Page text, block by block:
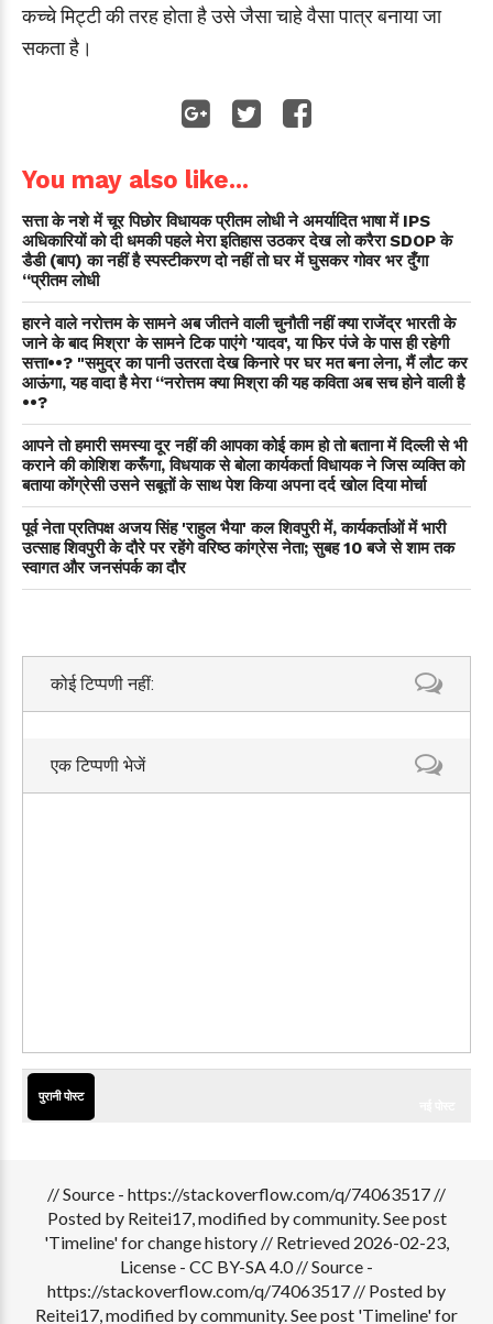
कच्चे मिट्टी की तरह होता है उसे जैसा चाहे वैसा पात्र बनाया जा
सकता है।
You may also like...
सत्ता के नशे में चूर पिछोर विधायक प्रीतम लोधी ने अमर्यादित भाषा में IPS
अधिकारियों को दी धमकी पहले मेरा इतिहास उठकर देख लो करैरा SDOP के
डैडी (बाप) का नहीं है स्पस्टीकरण दो नहीं तो घर में घुसकर गोवर भर दुँगा
“प्रीतम लोधी
हारने वाले नरोत्तम के सामने अब जीतने वाली चुनौती नहीं क्या राजेंद्र भारती के
जाने के बाद मिश्रा' के सामने टिक पाएंगे 'यादव', या फिर पंजे के पास ही रहेगी
सत्ता••? "समुद्र का पानी उतरता देख किनारे पर घर मत बना लेना, मैं लौट कर
आऊंगा, यह वादा है मेरा “नरोत्तम क्या मिश्रा की यह कविता अब सच होने वाली है
••?
आपने तो हमारी समस्या दूर नहीं की आपका कोई काम हो तो बताना में दिल्ली से भी
कराने की कोशिश करूँगा, विधयाक से बोला कार्यकर्ता विधायक ने जिस व्यक्ति को
बताया कोंग्रेसी उसने सबूतों के साथ पेश किया अपना दर्द खोल दिया मोर्चा
पूर्व नेता प्रतिपक्ष अजय सिंह 'राहुल भैया' कल शिवपुरी में, कार्यकर्ताओं में भारी
उत्साह शिवपुरी के दौरे पर रहेंगे वरिष्ठ कांग्रेस नेता; सुबह 10 बजे से शाम तक
स्वागत और जनसंपर्क का दौर
कोई टिप्पणी नहीं:
एक टिप्पणी भेजें
पुरानी पोस्ट
// Source - https://stackoverflow.com/q/74063517 //
Posted by Reitei17, modified by community. See post
'Timeline' for change history // Retrieved 2026-02-23,
License - CC BY-SA 4.0// Source -
https://stackoverflow.com/q/74063517 // Posted by
Reitei17, modified by community. See post 'Timeline' for